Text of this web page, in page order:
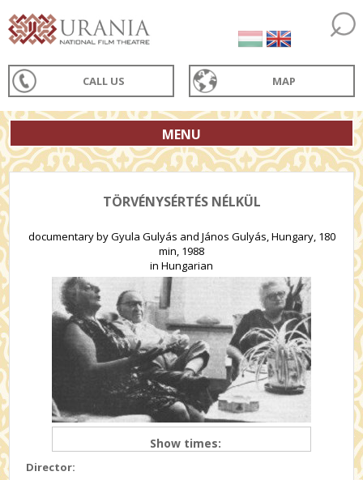
CALL US MAP
MENU
TÖRVÉNYSÉRTÉS NÉLKÜL
documentary by Gyula Gulyás and János Gulyás, Hungary, 180
min, 1988
in Hungarian
Show times:
Director: